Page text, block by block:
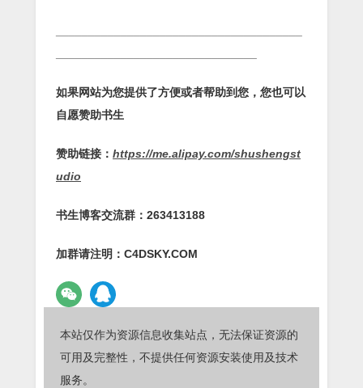
如果网站为您提供了方便或者帮助到您，您也可以
自愿赞助书生
赞助链接： https://me.alipay.com/shushengst
udio
书生博客交流群：263413188
加群请注明：C4DSKY.COM
本站仅作为资源信息收集站点，无法保证资源的
可用及完整性，不提供任何资源安装使用及技术
服务。